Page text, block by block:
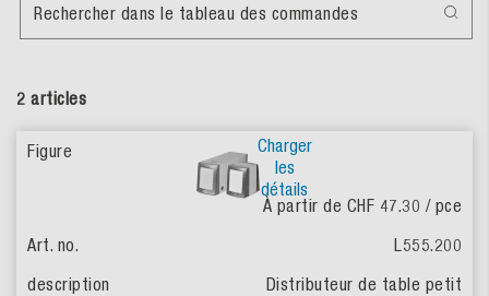
2 articles
Rechercher dans le tableau des commandes
Charger
les
détails
À partir de CHF 47.30 / pce
L555.200
Distributeur de table petit